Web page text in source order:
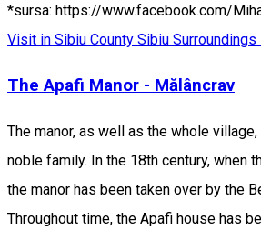
*sursa: https://www.facebook.com/
Visit in Sibiu County Sibiu Surroundings
The Apafi Manor - Mălâncrav
The manor, as well as the whole
noble family. In the 18th century, when
the manor has been taken over by the
Throughout time, the Apafi house has